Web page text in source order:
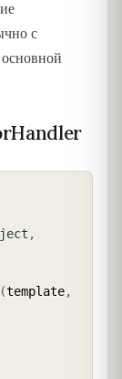
с
,
(template,